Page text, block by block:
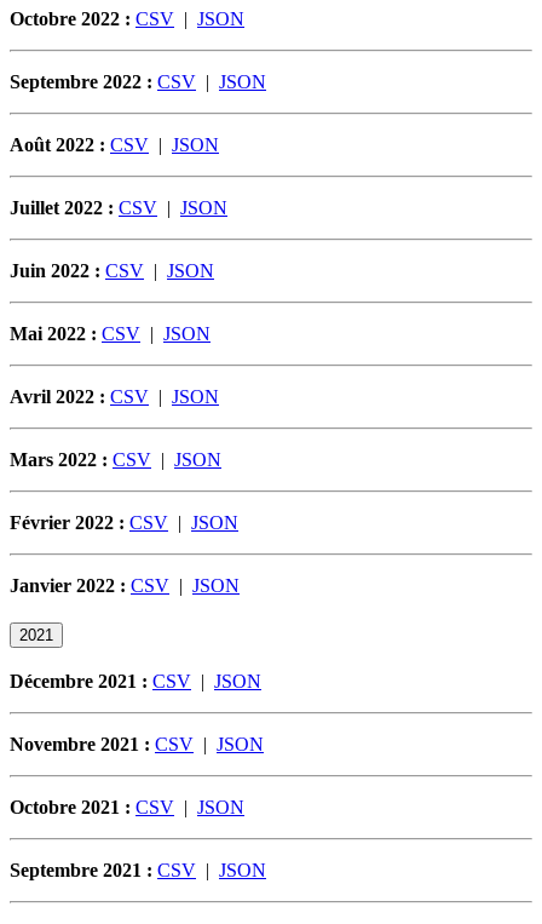
Octobre 2022 : CSV | JSON
Septembre 2022 : CSV | JSON
Août 2022 : CSV | JSON
Juillet 2022 : CSV | JSON
Juin 2022 : CSV | JSON
Mai 2022 : CSV | JSON
Avril 2022 : CSV | JSON
Mars 2022 : CSV | JSON
Février 2022 : CSV | JSON
Janvier 2022 : CSV | JSON
2021
Décembre 2021 : CSV | JSON
Novembre 2021 : CSV | JSON
Octobre 2021 : CSV | JSON
Septembre 2021 : CSV | JSON